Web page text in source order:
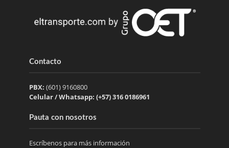
Contacto
PBX: (601) 9160800
Celular / Whatsapp: (+57) 316 0186961
Pauta con nosotros
Escríbenos para más información